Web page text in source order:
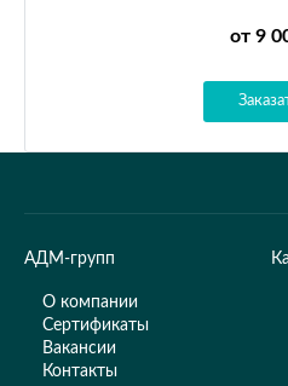
от 9
АДМ-групп
О компании
Сертификаты
Вакансии
Контакты